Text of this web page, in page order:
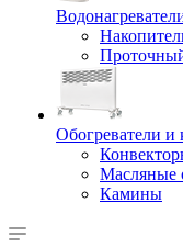
Обогреватели
Масляные
Камины